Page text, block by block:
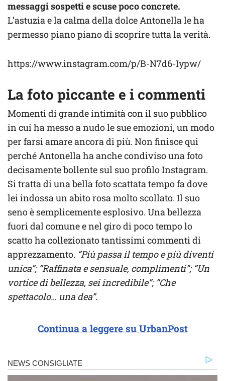
messaggi sospetti e scuse poco concrete.
L’astuzia e la calma della dolce Antonella le ha
permesso piano piano di scoprire tutta la verità.
https://www.instagram.com/p/B-N7d6-Iypw/
La foto piccante e i commenti
Momenti di grande intimità con il suo pubblico
in cui ha messo a nudo le sue emozioni, un modo
per farsi amare ancora di più. Non finisce qui
perché Antonella ha anche condiviso una foto
decisamente bollente sul suo profilo Instagram.
Si tratta di una bella foto scattata tempo fa dove
lei indossa un abito rosa molto scollato. Il suo
seno è semplicemente esplosivo. Una bellezza
fuori dal comune e nel giro di poco tempo lo
scatto ha collezionato tantissimi commenti di
apprezzamento. “Più passa il tempo e più diventi
unica”; “Raffinata e sensuale, complimenti”; “Un
vortice di bellezza, sei incredibile”; “Che
spettacolo… una dea”.
Continua a leggere su UrbanPost